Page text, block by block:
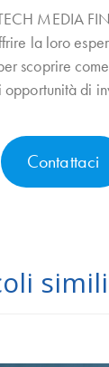
MEDIA
la loro
scoprire
di
Contattaci
simili